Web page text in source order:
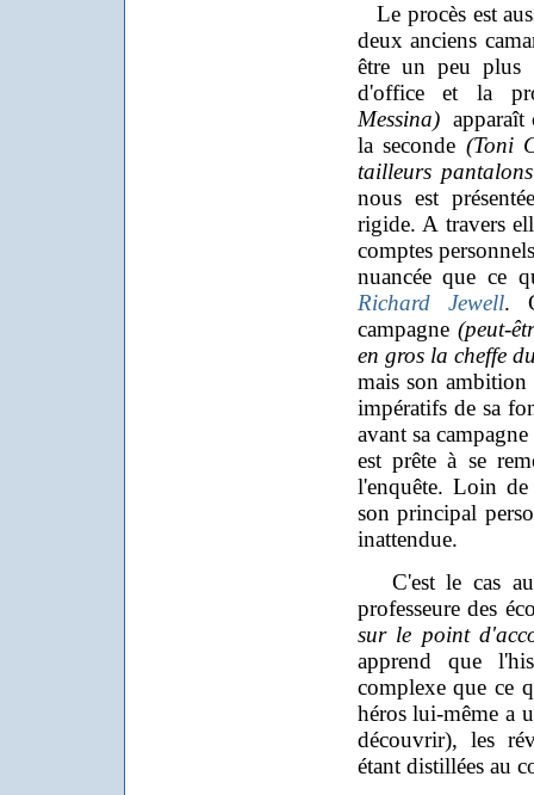
Le procès est
deux anciens
être un peu plus
d'office et la
Messina) apparaît
la seconde (Toni
tailleurs
nous est
rigide. A travers
comptes
nuancée que ce
Richard Jewell.
campagne(peut-
en gros la cheffe
mais son
impératifs de sa
avant sa
est prête à se
l'enquête. Loin de
son principal
inattendue.
C'est le cas
professeure des
sur le point
apprend que
complexe que ce
héros lui-même a
découvrir), les
étant distillées au